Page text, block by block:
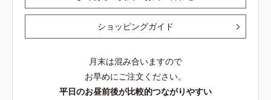
ショッピングガイド
月末は混み合いますので
お早めにご注文ください。
平日のお昼前後が比較的つながりやすい